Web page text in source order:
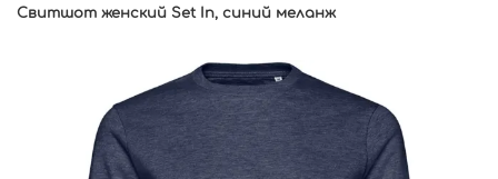
Свитшот женский Set In, синий меланж